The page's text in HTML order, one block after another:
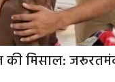
की मिसाल: